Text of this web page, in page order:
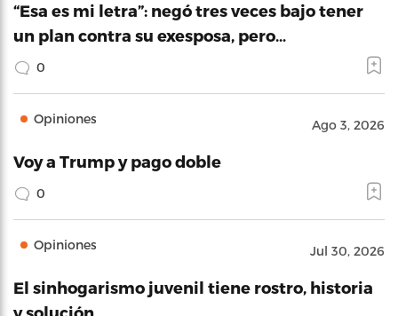
“Esa es mi letra”: negó tres veces bajo tener
un plan contra su exesposa, pero…
0
Opiniones Ago 3, 2026
Voy a Trump y pago doble
0
Opiniones Jul 30, 2026
El sinhogarismo juvenil tiene rostro, historia
y solución